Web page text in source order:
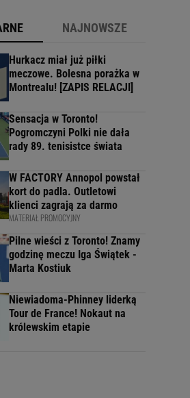
NAJNOWSZE
Hurkacz miał już piłki
meczowe. Bolesna porażka w
Montrealu! [ZAPIS RELACJI]
Sensacja w Toronto!
Pogromczyni Polki nie dała
rady 89. tenisistce świata
W FACTORY Annopol powstał
kort do padla. Outletowi
klienci zagrają za darmo
MATERIAŁ PROMOCYJNY
Pilne wieści z Toronto! Znamy
godzinę meczu Iga Świątek -
Marta Kostiuk
Niewiadoma-Phinney liderką
Tour de France! Nokaut na
królewskim etapie